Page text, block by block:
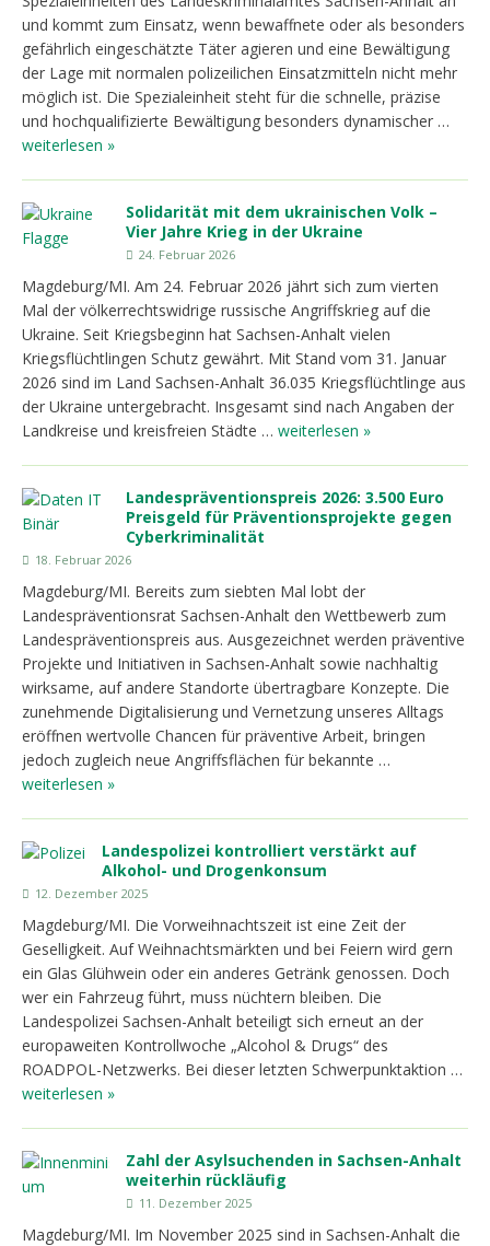
und kommt zum Einsatz, wenn bewaffnete oder als besonders
gefährlich eingeschätzte Täter agieren und eine Bewältigung
der Lage mit normalen polizeilichen Einsatzmitteln nicht mehr
möglich ist. Die Spezialeinheit steht für die schnelle, präzise
und hochqualifizierte Bewältigung besonders dynamischer …
weiterlesen »
Solidarität mit dem ukrainischen Volk –
Vier Jahre Krieg in der Ukraine
24. Februar 2026
Magdeburg/MI. Am 24. Februar 2026 jährt sich zum vierten
Mal der völkerrechtswidrige russische Angriffskrieg auf die
Ukraine. Seit Kriegsbeginn hat Sachsen-Anhalt vielen
Kriegsflüchtlingen Schutz gewährt. Mit Stand vom 31. Januar
2026 sind im Land Sachsen-Anhalt 36.035 Kriegsflüchtlinge aus
der Ukraine untergebracht. Insgesamt sind nach Angaben der
Landkreise und kreisfreien Städte … weiterlesen »
Landespräventionspreis 2026: 3.500 Euro
Preisgeld für Präventionsprojekte gegen
Cyberkriminalität
18. Februar 2026
Magdeburg/MI. Bereits zum siebten Mal lobt der
Landespräventionsrat Sachsen-Anhalt den Wettbewerb zum
Landespräventionspreis aus. Ausgezeichnet werden präventive
Projekte und Initiativen in Sachsen‑Anhalt sowie nachhaltig
wirksame, auf andere Standorte übertragbare Konzepte. Die
zunehmende Digitalisierung und Vernetzung unseres Alltags
eröffnen wertvolle Chancen für präventive Arbeit, bringen
jedoch zugleich neue Angriffsflächen für bekannte …
weiterlesen »
Landespolizei kontrolliert verstärkt auf
Alkohol- und Drogenkonsum
12. Dezember 2025
Magdeburg/MI. Die Vorweihnachtszeit ist eine Zeit der
Geselligkeit. Auf Weihnachtsmärkten und bei Feiern wird gern
ein Glas Glühwein oder ein anderes Getränk genossen. Doch
wer ein Fahrzeug führt, muss nüchtern bleiben. Die
Landespolizei Sachsen-Anhalt beteiligt sich erneut an der
europaweiten Kontrollwoche „Alcohol & Drugs“ des
ROADPOL-Netzwerks. Bei dieser letzten Schwerpunktaktion …
weiterlesen »
Zahl der Asylsuchenden in Sachsen-Anhalt
weiterhin rückläufig
11. Dezember 2025
Magdeburg/MI. Im November 2025 sind in Sachsen-Anhalt die